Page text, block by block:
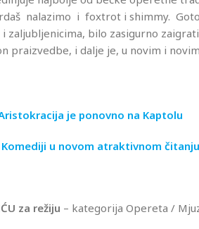
nalazimo i foxtrot i shimmy.
zaljubljenicima, bilo zasigurno
praizvedbe, i dalje je, u novim i
Aristokracija je ponovno na Kaptolu
Komediji u novom atraktivnom čitanju
za režiju – kategorija Opereta /